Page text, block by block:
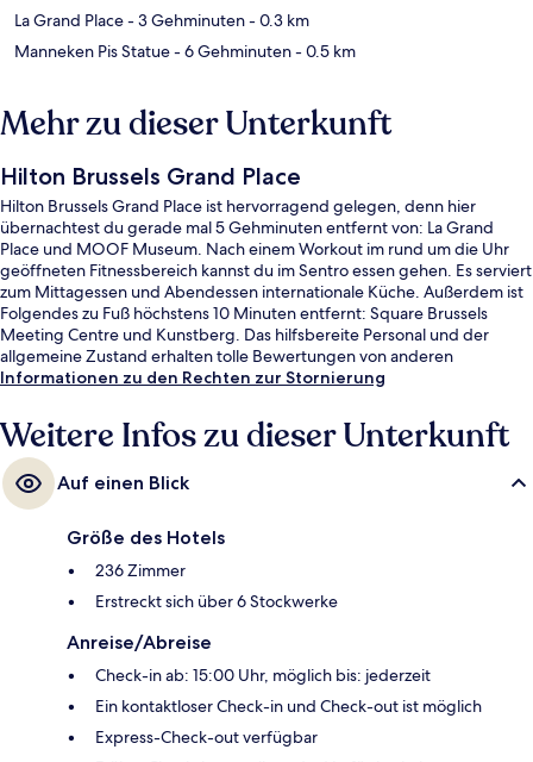
La Grand Place- 3 Gehminuten- 0.3 km
Manneken Pis Statue- 6 Gehminuten- 0.5 km
Mehr zu dieser Unterkunft
Hilton Brussels Grand Place
Hilton Brussels Grand Place ist hervorragend gelegen, denn hier
übernachtest du gerade mal 5 Gehminuten entfernt von: La Grand
Place und MOOF Museum. Nach einem Workout im rund um die Uhr
geöffneten Fitnessbereich kannst du im Sentro essen gehen. Es serviert
zum Mittagessen und Abendessen internationale Küche. Außerdem ist
Folgendes zu Fuß höchstens 10 Minuten entfernt: Square Brussels
Meeting Centre und Kunstberg. Das hilfsbereite Personal und der
allgemeine Zustand erhalten tolle Bewertungen von anderen
Reisenden. Die öffentlichen Verkehrsmittel sind nur einen kurzen
Minuten und zur Station Parc 6 Minuten.
Informationen zu den Rechten zur Stornierung
Weitere Infos zu dieser Unterkunft
Auf einen Blick
Größe des Hotels
236 Zimmer
Erstreckt sich über 6 Stockwerke
Anreise/Abreise
Check-in ab: 15:00 Uhr, möglich bis: jederzeit
Ein kontaktloser Check-in und Check-out ist möglich
Express-Check-out verfügbar